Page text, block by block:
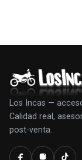
Los Incas —
Calidad real,
post-venta.